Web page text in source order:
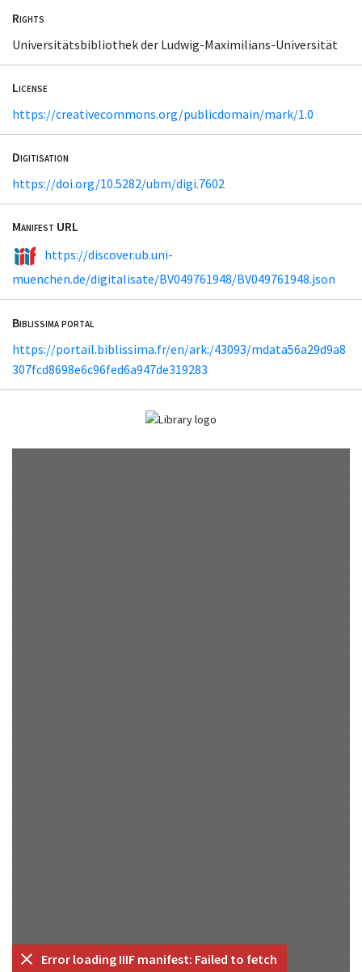
Rights
Universitätsbibliothek der Ludwig-Maximilians-Universität
License
https://creativecommons.org/publicdomain/mark/1.0
Digitisation
https://doi.org/10.5282/ubm/digi.7602
Manifest URL
https://discover.ub.uni-
muenchen.de/digitalisate/BV049761948/BV049761948.json
Biblissima portal
https://portail.biblissima.fr/en/ark:/43093/mdata56a29d9a8
307fcd8698e6c96fed6a947de319283
Error loading IIIF manifest: Failed to fetch